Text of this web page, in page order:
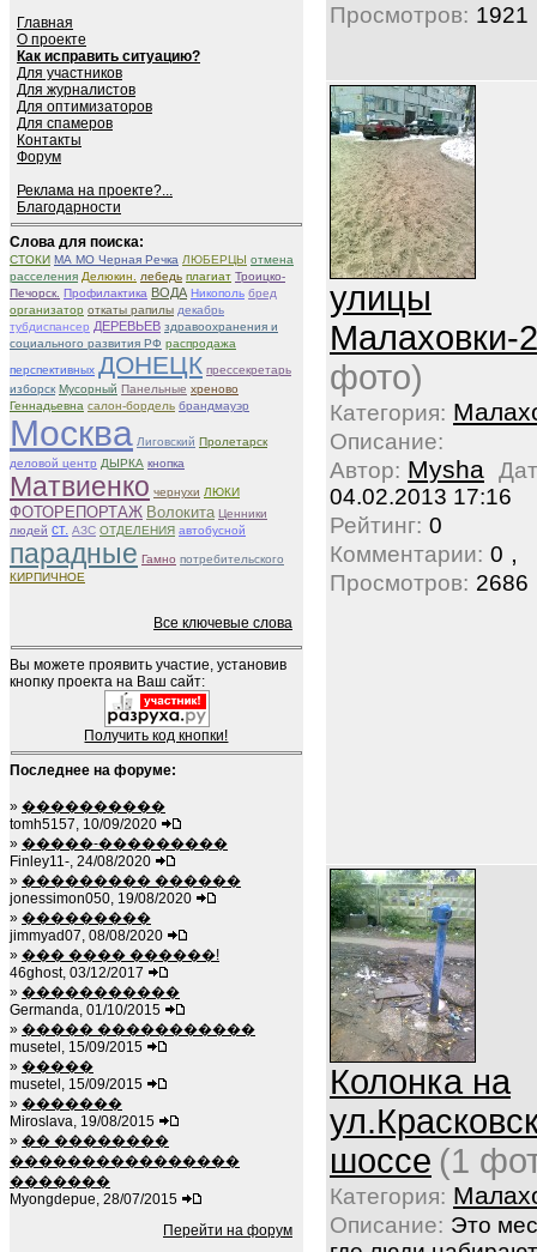
Главная
О проекте
Как исправить ситуацию?
Для участников
Для журналистов
Для оптимизаторов
Для спамеров
Контакты
Форум
Реклама на проекте?...
Благодарности
Слова для поиска:
СТОКИ МА МО Черная Речка ЛЮБЕРЦЫ отмена
расселения Делюкин. лебедь плагиат Троицко-
Печорск. Профилактика ВОДА Никополь бред
организатор откаты рапилы декабрь
тубдиспансер ДЕРЕВЬЕВ здравоохранения и
социального развития РФ распродажа
перспективных ДОНЕЦК прессекретарь
изборск Мусорный Панельные хреново
Геннадьевна салон-бордель брандмауэр
Москва Лиговский Пролетарск
деловой центр ДЫРКА кнопка
Матвиенко чернухи ЛЮКИ
ФОТОРЕПОРТАЖ Волокита Ценники
людей ст. АЗС ОТДЕЛЕНИЯ автобусной
парадные Гамно потребительского
КИРПИЧНОЕ
Все ключевые слова
Вы можете проявить участие, установив
кнопку проекта на Ваш сайт:
Получить код кнопки!
Последнее на форуме:
» ����������
tomh5157, 10/09/2020
» �����-���������
Finley11-, 24/08/2020
» ��������� ������
jonessimon050, 19/08/2020
» ���������
jimmyad07, 08/08/2020
» ��� ���� ������!
46ghost, 03/12/2017
» �����������
Germanda, 01/10/2015
» ����� �����������
musetel, 15/09/2015
» �����
musetel, 15/09/2015
» �������
Miroslava, 19/08/2015
» �� ��������
����������������
�������
Myongdepue, 28/07/2015
Перейти на форум
Просмотров: 1921
улицы
Малаховки-2
фото)
Категория:
Описание:
Автор: Mysha
04.02.2013 17:16
Рейтинг: 0
Комментарии: 0 ,
Просмотров: 2686
Колонка на
шоссе (1
Категория:
Описание: Это